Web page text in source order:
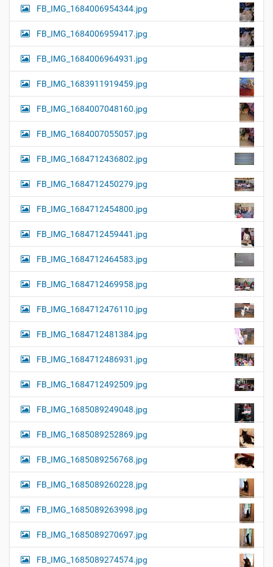
FB_IMG_1684006954344.jpg
FB_IMG_1684006959417.jpg
FB_IMG_1684006964931.jpg
FB_IMG_1683911919459.jpg
FB_IMG_1684007048160.jpg
FB_IMG_1684007055057.jpg
FB_IMG_1684712436802.jpg
FB_IMG_1684712450279.jpg
FB_IMG_1684712454800.jpg
FB_IMG_1684712459441.jpg
FB_IMG_1684712464583.jpg
FB_IMG_1684712469958.jpg
FB_IMG_1684712476110.jpg
FB_IMG_1684712481384.jpg
FB_IMG_1684712486931.jpg
FB_IMG_1684712492509.jpg
FB_IMG_1685089249048.jpg
FB_IMG_1685089252869.jpg
FB_IMG_1685089256768.jpg
FB_IMG_1685089260228.jpg
FB_IMG_1685089263998.jpg
FB_IMG_1685089270697.jpg
FB_IMG_1685089274574.jpg